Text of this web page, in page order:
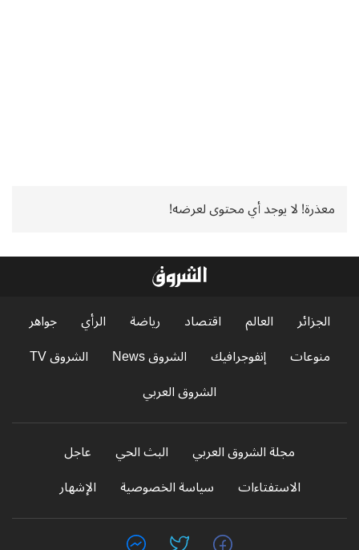
معذرة! لا يوجد أي محتوى لعرضه!
الجزائر العالم اقتصاد رياضة الرأي
جواهر
منوعات
إنفوجرافيك الشروق News
الشروق TV
الشروق العربي
مجلة الشروق العربي البث الحي
عاجل
الاستفتاءات
سياسة الخصوصية الإشهار